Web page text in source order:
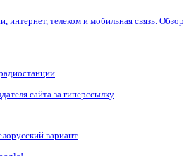
телеком и мобильная связь. Обзор
сайта за гиперссылку
вариант